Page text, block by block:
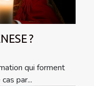
?
qui forment
par...